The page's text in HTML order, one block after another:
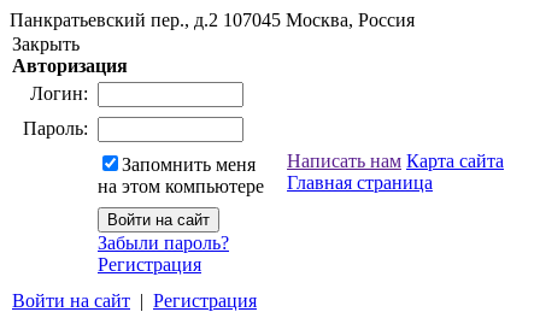
Панкратьевский пер., д.2 107045 Москва, Россия
Закрыть
Авторизация
Логин:
Пароль:
Запомнить меня
на этом компьютере
Забыли пароль?
Регистрация
Войти на сайт | Регистрация
Написать нам Карта сайта
Главная страница